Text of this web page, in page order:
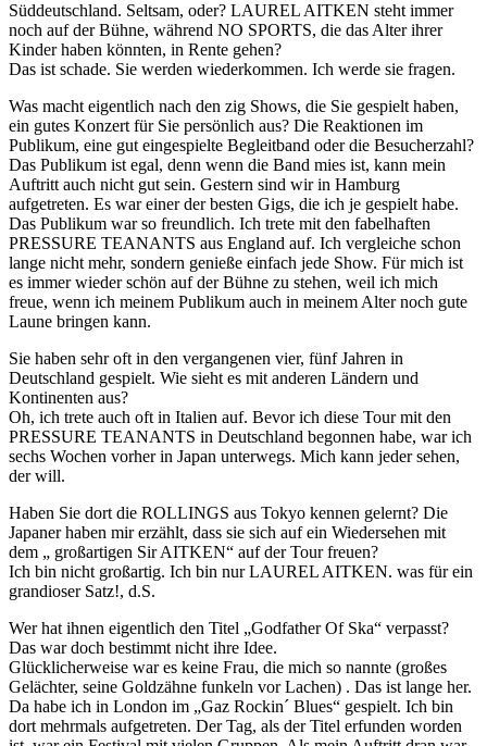
Süddeutschland. Seltsam, oder? LAUREL AITKEN steht immer
noch auf der Bühne, während NO SPORTS, die das Alter ihrer
Kinder haben könnten, in Rente gehen?
Das ist schade. Sie werden wiederkommen. Ich werde sie fragen.
Was macht eigentlich nach den zig Shows, die Sie gespielt haben,
ein gutes Konzert für Sie persönlich aus? Die Reaktionen im
Publikum, eine gut eingespielte Begleitband oder die Besucherzahl?
Das Publikum ist egal, denn wenn die Band mies ist, kann mein
Auftritt auch nicht gut sein. Gestern sind wir in Hamburg
aufgetreten. Es war einer der besten Gigs, die ich je gespielt habe.
Das Publikum war so freundlich. Ich trete mit den fabelhaften
PRESSURE TEANANTS aus England auf. Ich vergleiche schon
lange nicht mehr, sondern genieße einfach jede Show. Für mich ist
es immer wieder schön auf der Bühne zu stehen, weil ich mich
freue, wenn ich meinem Publikum auch in meinem Alter noch gute
Laune bringen kann.
Sie haben sehr oft in den vergangenen vier, fünf Jahren in
Deutschland gespielt. Wie sieht es mit anderen Ländern und
Kontinenten aus?
Oh, ich trete auch oft in Italien auf. Bevor ich diese Tour mit den
PRESSURE TEANANTS in Deutschland begonnen habe, war ich
sechs Wochen vorher in Japan unterwegs. Mich kann jeder sehen,
der will.
Haben Sie dort die ROLLINGS aus Tokyo kennen gelernt? Die
Japaner haben mir erzählt, dass sie sich auf ein Wiedersehen mit
dem „ großartigen Sir AITKEN“ auf der Tour freuen?
Ich bin nicht großartig. Ich bin nur LAUREL AITKEN. was für ein
grandioser Satz!, d.S.
Wer hat ihnen eigentlich den Titel „Godfather Of Ska“ verpasst?
Das war doch bestimmt nicht ihre Idee.
Glücklicherweise war es keine Frau, die mich so nannte (großes
Gelächter, seine Goldzähne funkeln vor Lachen) . Das ist lange her.
Da habe ich in London im „Gaz Rockin´ Blues“ gespielt. Ich bin
dort mehrmals aufgetreten. Der Tag, als der Titel erfunden worden